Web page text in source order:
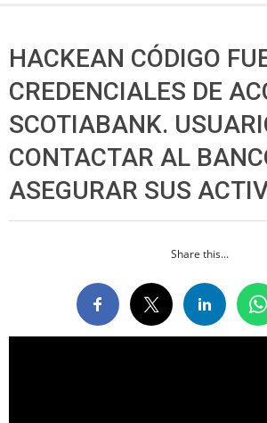
HACKEAN CÓDIGO
CREDENCIALES DE
SCOTIABANK.
CONTACTAR AL
ASEGURAR SUS
Share this...